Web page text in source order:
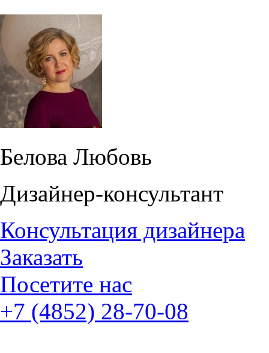
Белова Любовь
Дизайнер-консультант
Консультация дизайнера
Заказать
Посетите нас
+7 (4852) 28-70-08